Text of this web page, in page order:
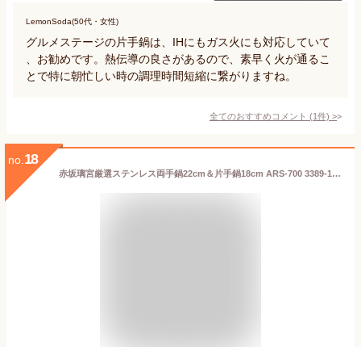
LemonSoda(50代・女性)
グルメステージの片手鍋は、IHにもガス火にも対応していて
、お勧めです。熱伝導の良さがあるので、素早く火が通るこ
とで特に朝忙しい時の調理時間短縮に繋がりますね。
全てのおすすめコメント (1件) >
no. 18
赤坂璃宮厳選ステンレス両手鍋22cm＆片手鍋18cm ARS-700 3389-152 【abt-1698081】【APIs】